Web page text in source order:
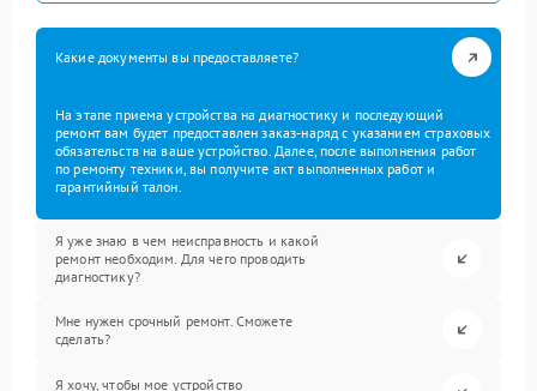
Какие документы вы предоставляете?
На этапе приема устройства на диагностику и последующий
ремонт вам будет предоставлен заказ-наряд с указанием страховых
обязательств на ваше устройство. Далее, после выполнения работ
по ремонту техники, вы получите акт выполненных работ и
гарантийный талон.
Я уже знаю в чем неисправность и какой
ремонт необходим. Для чего проводить
диагностику?
Мне нужен срочный ремонт. Сможете
сделать?
Я хочу, чтобы мое устройство